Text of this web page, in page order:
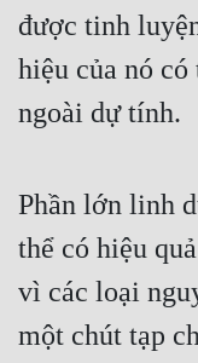
được tinh
hiệu của nó
ngoài dự tính.
Phần lớn linh
thể có hiệu
vì các loại
một chút tạp